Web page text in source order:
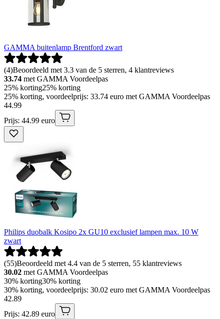
GAMMA buitenlamp Brentford zwart
(4)Beoordeeld met 3.3 van de 5 sterren, 4 klantreviews
33.74 met GAMMA Voordeelpas
25% korting25% korting
25% korting, voordeelprijs: 33.74 euro met GAMMA Voordeelpas
44.99
Prijs: 44.99 euro
Philips duobalk Kosipo 2x GU10 exclusief lampen max. 10 W
zwart
(55)Beoordeeld met 4.4 van de 5 sterren, 55 klantreviews
30.02 met GAMMA Voordeelpas
30% korting30% korting
30% korting, voordeelprijs: 30.02 euro met GAMMA Voordeelpas
42.89
Prijs: 42.89 euro